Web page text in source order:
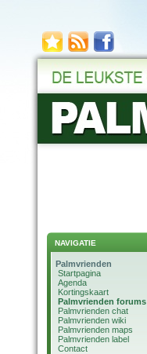
NAVIGATIE
Palmvrienden
Startpagina
Agenda
Kortingskaart
Palmvrienden forums
Palmvrienden chat
Palmvrienden wiki
Palmvrienden maps
Palmvrienden label
Contact